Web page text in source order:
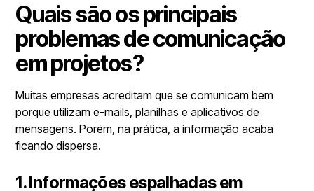
Quais são os principais
problemas de comunicação
em projetos?
Muitas empresas acreditam que se comunicam bem
porque utilizam e-mails, planilhas e aplicativos de
mensagens. Porém, na prática, a informação acaba
ficando dispersa.
1. Informações espalhadas em